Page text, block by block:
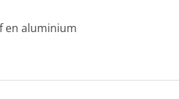
en aluminium